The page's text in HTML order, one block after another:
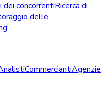
dei concorrentiRicerca di
delle
CommerciantiAgenzie